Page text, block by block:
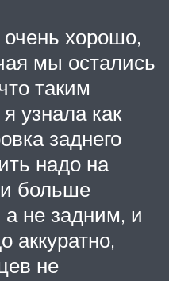
хорошо,
мы остались
таким
узнала как
заднего
надо на
больше
не задним, и
аккуратно,
не